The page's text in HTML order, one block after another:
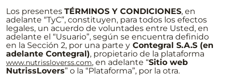
Los presentes TÉRMINOS Y CONDICIONES, en
adelante “TyC”, constituyen, para todos los efectos
legales, un acuerdo de voluntades entre Usted, en
adelante el “Usuario”, según se encuentra definido
en la Sección 2, por una parte y Contegral S.A.S (en
adelante Contegral), propietario de la plataforma
www.nutrissloverss.com, en adelante “Sitio web
NutrissLovers” o la “Plataforma”, por la otra.